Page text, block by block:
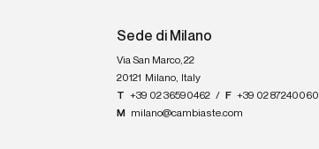
Sede di Milano
Via San Marco, 22
20121
Milano, Italy
T +39 02 36590462 / F +39 02 87240060
M
milano@cambiaste.com